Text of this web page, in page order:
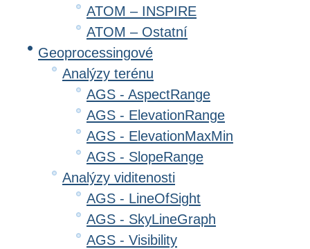
ATOM – INSPIRE
ATOM – Ostatní
Geoprocessingové
Analýzy terénu
AGS - AspectRange
AGS - ElevationRange
AGS - ElevationMaxMin
AGS - SlopeRange
Analýzy viditenosti
AGS - LineOfSight
AGS - SkyLineGraph
AGS - Visibility